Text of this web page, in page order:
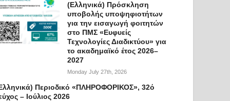
(Ελληνικά) Πρόσκληση
υποβολής υποψηφιοτήτων
για την εισαγωγή φοιτητών
στο ΠΜΣ «Ευφυείς
Τεχνολογίες Διαδικτύου» για
το ακαδημαϊκό έτος 2026–
2027
Monday July 27th, 2026
Περιοδικό «ΠΛΗΡΟΦΟΡΙΚΟΣ», 32ό
– Ιούλιος 2026